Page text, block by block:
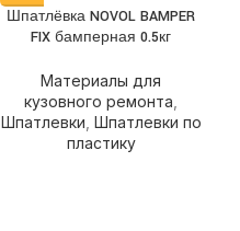
Шпатлёвка NOVOL BAMPER
FIX бамперная 0.5кг
Материалы для
кузовного ремонта
Шпатлевки Шпатлевки по
пластику